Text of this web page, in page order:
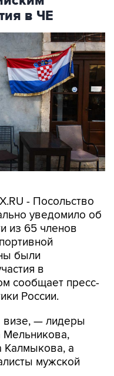
- Посольство
из 65 членов
были
в
сообщает пресс-
России.
— лидеры
Калмыкова, а
мужской